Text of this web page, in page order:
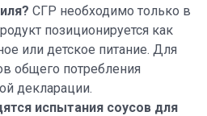
СГР необходимо только в
позиционируется как
или детское питание. Для
общего потребления
декларации.
испытания соусов для